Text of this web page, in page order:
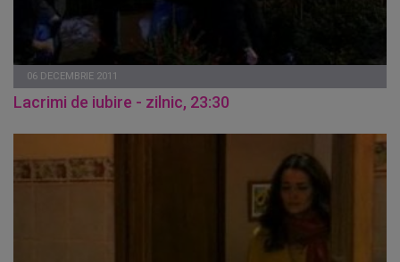
06 DECEMBRIE 2011
Lacrimi de iubire - zilnic, 23:30